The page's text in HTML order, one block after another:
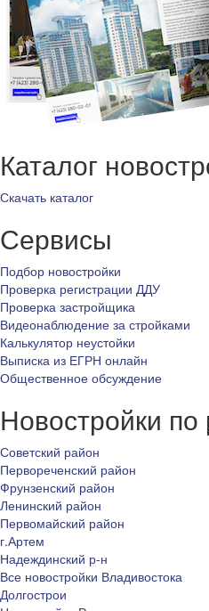
Каталог
Скачать каталог
Сервисы
Подбор новостройки
Проверка регистрации ДДУ
Проверка застройщика
Видеонаблюдение за стройками
Калькулятор неустойки
Выписка из ЕГРН онлайн
Общественное обсуждение
Новостройки
Советский район
Первореченский район
Фрунзенский район
Ленинский район
Первомайский район
г.Артем
Надеждинский р-н
Все новостройки Владивостока
Долгострои